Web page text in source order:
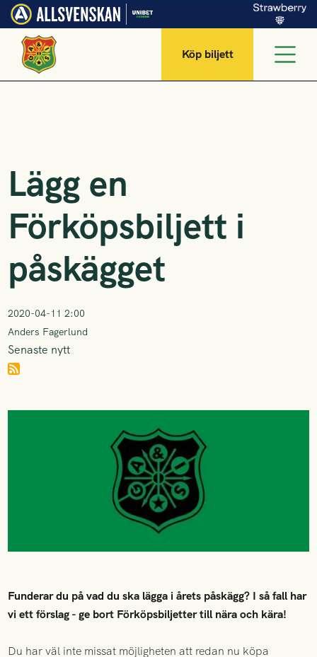
Köp biljett
Lägg en
Förköpsbiljett i
påskägget
2020-04-11 2:00
Anders Fagerlund
Senaste nytt
Funderar du på vad du ska lägga i årets påskägg? I så fall har
vi ett förslag - ge bort Förköpsbiljetter till nära och kära!
Du har väl inte missat möjligheten att redan nu köpa